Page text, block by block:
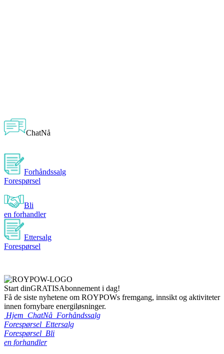
ChatNå
Forhåndssalg
Forespørsel
Bli
en forhandler
Ettersalg
Forespørsel
Start dinGRATISAbonnement i dag!
Få de siste nyhetene om ROYPOWs fremgang, innsikt og aktiviteter
innen fornybare energiløsninger.
Hjem ChatNå Forhåndssalg
Forespørsel Ettersalg
Forespørsel Bli
en forhandler